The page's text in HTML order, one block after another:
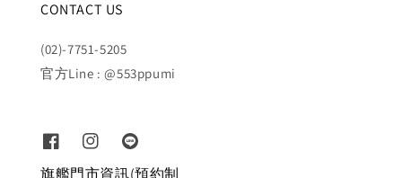
CONTACT US
(02)-7751-5205
官方Line : @553ppumi
旗艦門市資訊(預約制